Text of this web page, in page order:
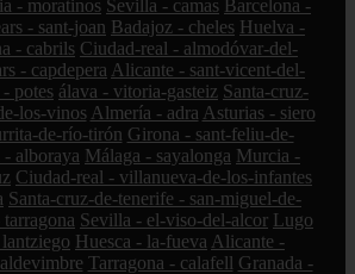
- moratinos Sevilla - camas Barcelona -
- sant-joan Badajoz - cheles Huelva -
- cabrils Ciudad-real - almodóvar-del-
- capdepera Alicante - sant-vicent-del-
potes álava - vitoria-gasteiz Santa-cruz-
los-vinos Almería - adra Asturias - siero
de-río-tirón Girona - sant-feliu-de-
- alboraya Málaga - sayalonga Murcia -
Ciudad-real - villanueva-de-los-infantes
Santa-cruz-de-tenerife - san-miguel-de-
Sevilla - el-viso-del-alcor Lugo
Huesca - la-fueva Alicante -
Tarragona - calafell Granada -